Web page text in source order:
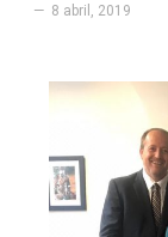
8 abril, 2019